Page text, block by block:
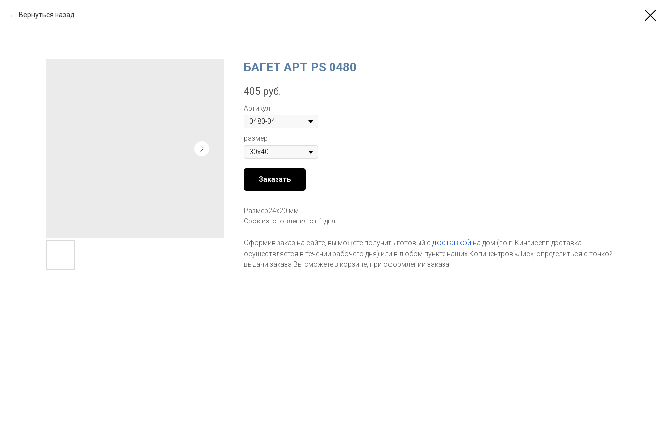
Вернуться назад
БАГЕТ АРТ PS 0480
405 руб.
Артикул
размер
Заказать
Размер24х20 мм.
Срок изготовления от 1 дня.
Оформив заказ на сайте, вы можете получить готовый с доставкой на дом (по г. Кингисепп доставка
осуществляется в течении рабочего дня) или в любом пункте наших Копицентров «Лис», определиться с точкой
выдачи заказа Вы сможете в корзине, при оформлении заказа.